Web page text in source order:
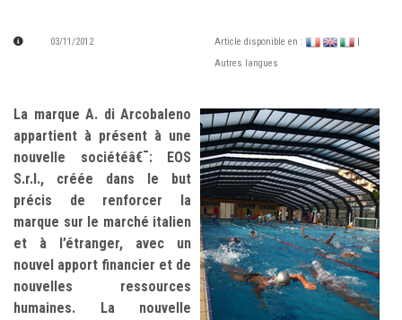
03/11/2012 Article disponible en :
Autres langues
La marque A. di Arcobaleno
appartient à présent à une
nouvelle sociétéâ€¯: EOS
S.r.l., créée dans le but
précis de renforcer la
marque sur le marché italien
et à l’étranger, avec un
nouvel apport financier et de
nouvelles ressources
humaines. La nouvelle